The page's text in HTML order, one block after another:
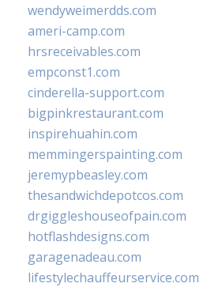
wendyweimerdds.com
ameri-camp.com
hrsreceivables.com
empconst1.com
cinderella-support.com
bigpinkrestaurant.com
inspirehuahin.com
memmingerspainting.com
jeremypbeasley.com
thesandwichdepotcos.com
drgiggleshouseofpain.com
hotflashdesigns.com
garagenadeau.com
lifestylechauffeurservice.com